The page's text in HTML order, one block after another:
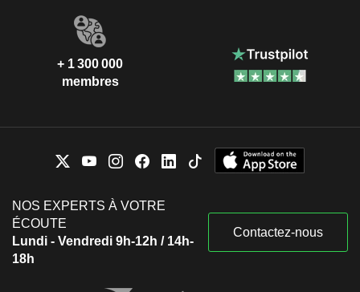
+ 1 300 000
membres
NOS EXPERTS À VOTRE
ÉCOUTE
Lundi - Vendredi 9h-12h / 14h-
18h
Contactez-nous